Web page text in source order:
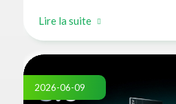
Lire la suite
2026-06-09